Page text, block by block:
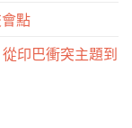
點
印巴衝突主題到